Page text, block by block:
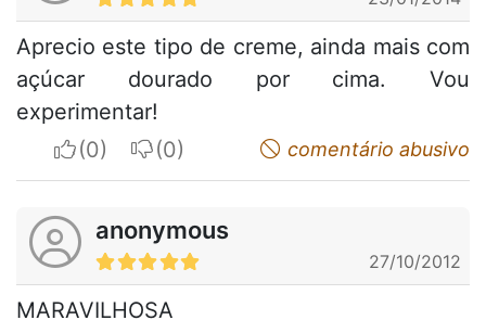
Aprecio este tipo de creme, ainda mais com
açúcar dourado por cima. Vou
experimentar!
I apreciateI do not appreciatecomentário abusivo
anonymous
27/10/2012
MARAVILHOSA